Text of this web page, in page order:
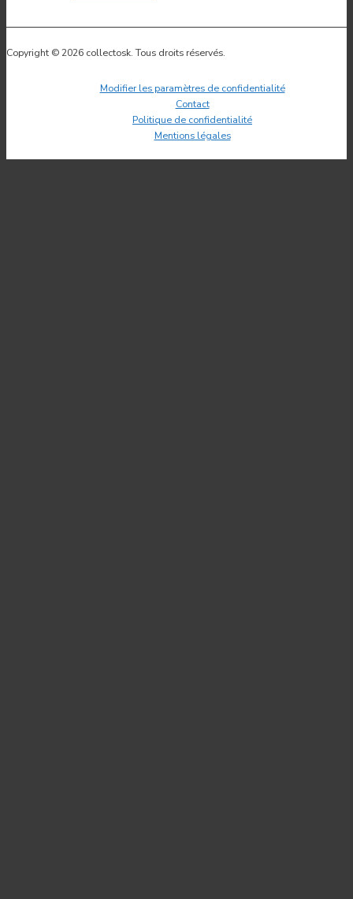
Copyright © 2026 collectosk. Tous droits réservés.
Modifier les paramètres de confidentialité
Contact
Politique de confidentialité
Mentions légales